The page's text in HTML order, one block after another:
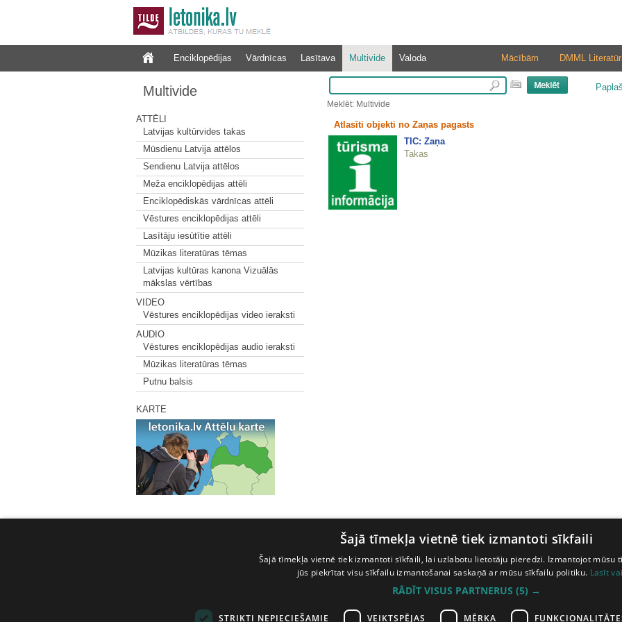
Enciklopēdijas Vārdnīcas Lasītava Multivide Valoda DMML
Mācībām
Multivide
ATTĒLI
Latvijas kultūrvides takas
Mūsdienu Latvija attēlos
Sendienu Latvija attēlos
Meža enciklopēdijas attēli
Enciklopēdiskās vārdnīcas attēli
Vēstures enciklopēdijas attēli
Lasītāju iesūtītie attēli
Mūzikas literatūras tēmas
Latvijas kultūras kanona Vizuālās
mākslas vērtības
VIDEO
Vēstures enciklopēdijas video ieraksti
AUDIO
Vēstures enciklopēdijas audio ieraksti
Mūzikas literatūras tēmas
Putnu balsis
KARTE
Meklēt: Multivide
Atlasīti objekti no Zaņas pagasts
TIC: Zaņa
Takas
Šajā tīmekļa vietnē tiek izmantoti sīkfaili
Šajā tīmekļa vietnē tiek izmantoti sīkfaili, lai uzlabotu lietotāju pieredzi. Izmantojot mūsu
jūs piekrītat visu sīkfailu izmantošanai saskaņā ar mūsu sīkfailu politiku. Lasīt
RĀDĪT VISUS PARTNERUS (5) →
STRIKTI NEPIECIEŠAMIE VEIKTSPĒJAS MĒRĶA